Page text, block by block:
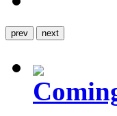
prev next